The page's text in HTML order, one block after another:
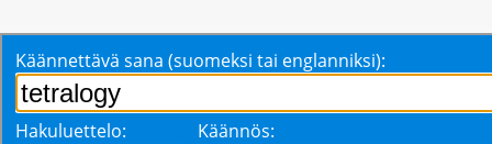
Käännettävä sana (suomeksi tai englanniksi):
Hakuluettelo: Käännös: